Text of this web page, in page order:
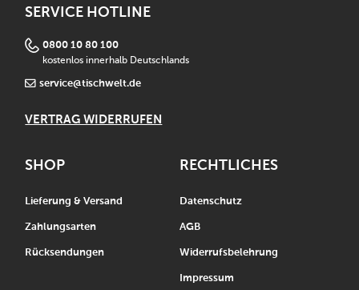
SERVICE HOTLINE
0800 10 80 100
kostenlos innerhalb Deutschlands
service@tischwelt.de
VERTRAG WIDERRUFEN
SHOP
Lieferung & Versand
Zahlungsarten
Rücksendungen
RECHTLICHES
Datenschutz
AGB
Widerrufsbelehrung
Impressum